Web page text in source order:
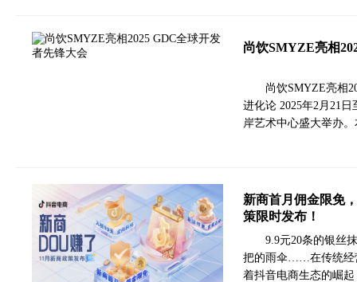
尚饮SMYZE亮相
尚饮SMYZE亮相
进化论 2025年2月21
岸艺术中心盛大举办
新商首月佣金限免
策限时发布！
9.9元20条的银丝
把的雨伞……在传统经
着抖音电商生态的崛